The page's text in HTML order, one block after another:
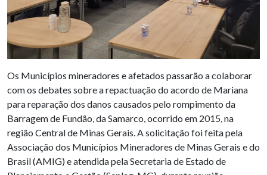
Os Municípios mineradores e afetados passarão a colaborar
com os debates sobre a repactuação do acordo de Mariana
para reparação dos danos causados pelo rompimento da
Barragem de Fundão, da Samarco, ocorrido em 2015, na
região Central de Minas Gerais. A solicitação foi feita pela
Associação dos Municípios Mineradores de Minas Gerais e do
Brasil (AMIG) e atendida pela Secretaria de Estado de